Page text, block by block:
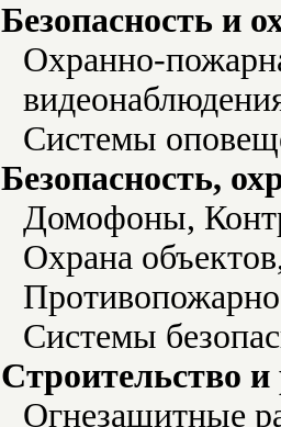
Безопасность и
Охранно-
Системы
Безопасность,
Домофоны,
Охрана
Системы
Строительство
Огнезащитные